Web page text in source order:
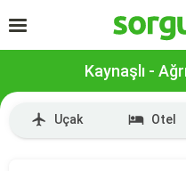
Kaynaşlı -
Uçak Otel